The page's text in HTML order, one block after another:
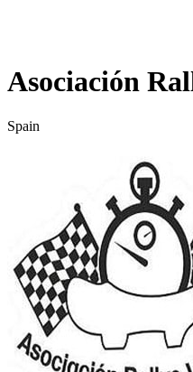
Asociación
Spain